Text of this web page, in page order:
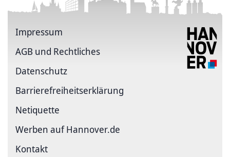
Impressum
AGB und Rechtliches
Datenschutz
Barriere­freiheits­erklärung
Netiquette
Werben auf Hannover.de
Kontakt